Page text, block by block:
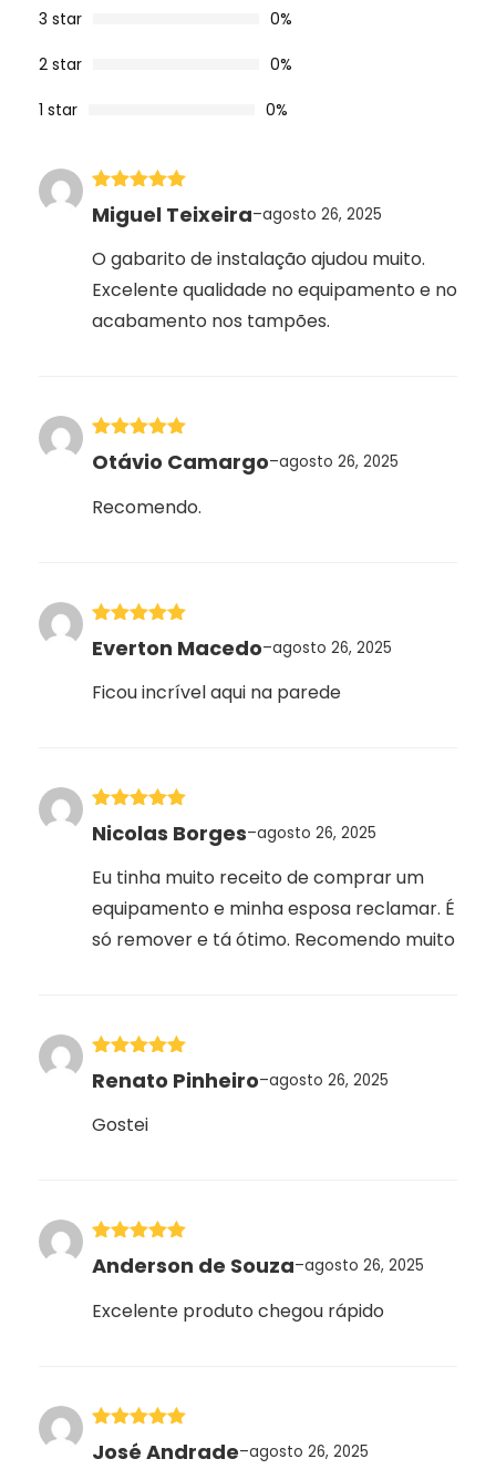
3 star 0%
2 star 0%
1 star 0%
Avaliação
de 5
Miguel Teixeira–agosto 26, 2025
O gabarito de instalação ajudou muito.
Excelente qualidade no equipamento e no
acabamento nos tampões.
Avaliação 5
de 5
Otávio Camargo–agosto 26, 2025
Recomendo.
de 5
Everton Macedo–agosto 26, 2025
Ficou incrível aqui na parede
Avaliação
de 5
Nicolas Borges–agosto 26, 2025
Eu tinha muito receito de comprar um
equipamento e minha esposa reclamar. É
só remover e tá ótimo. Recomendo muito
de 5
Renato Pinheiro–agosto 26, 2025
Gostei
Avaliação
de 5
Anderson de Souza–agosto 26, 2025
Excelente produto chegou rápido
Avaliação
de 5
José Andrade–agosto 26, 2025